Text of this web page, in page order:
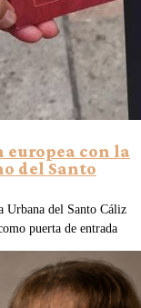
europea con la
del Santo
Urbana del Santo Cáliz
puerta de entrada